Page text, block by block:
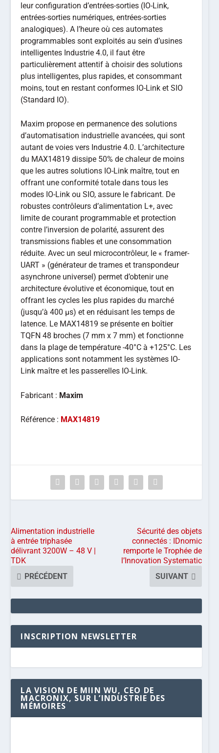
leur configuration d’entrées-sorties (IO-Link,
entrées-sorties numériques, entrées-sorties
analogiques). A l’heure où ces automates
programmables sont exploités au sein d’usines
intelligentes Industrie 4.0, il faut être
particulièrement attentif à choisir des solutions
plus intelligentes, plus rapides, et consommant
moins, tout en restant conformes IO-Link et SIO
(Standard IO).
Maxim propose en permanence des solutions
d’automatisation industrielle avancées, qui sont
autant de voies vers Industrie 4.0. L’architecture
du MAX14819 dissipe 50% de chaleur de moins
que les autres solutions IO-Link maître, tout en
offrant une conformité totale dans tous les
modes IO-Link ou SIO, assure le fabricant. De
robustes contrôleurs d’alimentation L+, avec
limite de courant programmable et protection
contre l’inversion de polarité, assurent des
transmissions fiables et une consommation
réduite. Avec un seul microcontrôleur, le « framer-
UART » (générateur de trames et transpondeur
asynchrone universel) permet d’obtenir une
architecture évolutive et économique, tout en
offrant les cycles les plus rapides du marché
(jusqu’à 400 µs) et en réduisant les temps de
latence. Le MAX14819 se présente en boîtier
TQFN 48 broches (7 mm x 7 mm) et fonctionne
dans la plage de température -40°C à +125°C. Les
applications sont notamment les systèmes IO-
Link maître et les passerelles IO-Link.
Fabricant : Maxim
Référence : MAX14819
Alimentation industrielle
à entrée triphasée
délivrant 3200W – 48 V |
TDK
PRÉCÉDENT
Sécurité des objets
connectés : IDnomic
remporte le Trophée de
l’Innovation Systematic
SUIVANT
INSCRIPTION NEWSLETTER
LA VISION DE MIIN WU, CEO DE
MACRONIX, SUR L’INDUSTRIE DES
MÉMOIRES